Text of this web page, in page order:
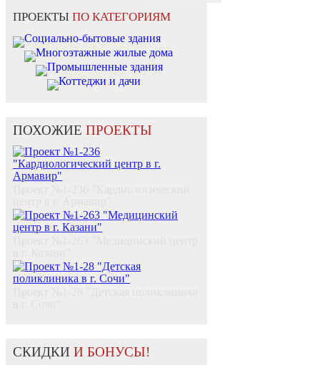
ПРОЕКТЫ ПО КАТЕГОРИЯМ
Социально-бытовые здания
Многоэтажные жилые дома
Промышленные здания
Коттеджи и дачи
ПОХОЖИЕ ПРОЕКТЫ
СКИДКИ И БОНУСЫ!